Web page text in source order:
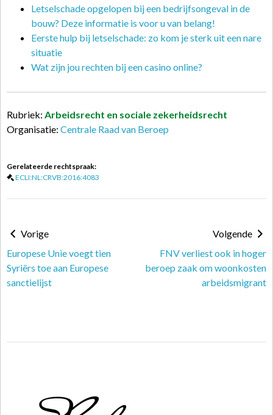
Letselschade opgelopen bij een bedrijfsongeval in de
bouw? Deze informatie is voor u van belang!
Eerste hulp bij letselschade: zo kom je sterk uit een nare
situatie
Wat zijn jou rechten bij een casino online?
Rubriek: Arbeidsrecht en sociale zekerheidsrecht
Organisatie: Centrale Raad van Beroep
Gerelateerde rechtspraak:
ECLI:NL:CRVB:2016:4083
Vorige
Europese Unie voegt tien
Syriërs toe aan Europese
sanctielijst
Volgende
FNV verliest ook in hoger
beroep zaak om woonkosten
arbeidsmigrant